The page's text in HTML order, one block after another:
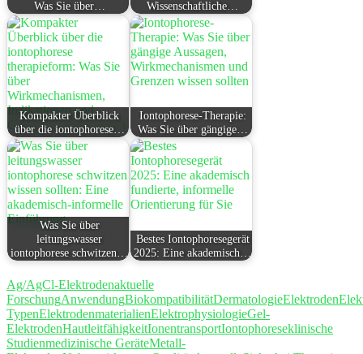
Was Sie über…
Wissenschaftliche…
Kompakter Überblick
über die iontophorese…
Iontophorese-Therapie:
Was Sie über gängige…
Was Sie über
leitungswasser
iontophorese schwitzen…
Bestes Iontophoresegerät
2025: Eine akademisch…
Ag/AgCl-Elektrodenaktuelle
ForschungAnwendungBiokompatibilitätDermatologieElektroden
TypenElektrodenmaterialienElektrophysiologieGel-
ElektrodenHautleitfähigkeitIonentransportIontophoreseklinische
Studienmedizinische GeräteMetall-